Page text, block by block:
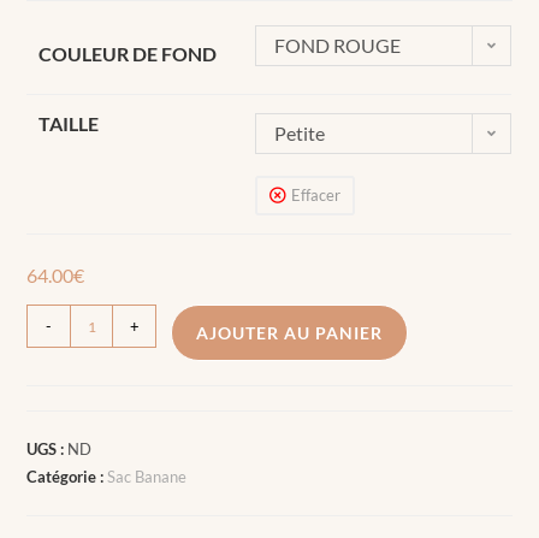
COULEUR DE FOND FOND ROUGE
TAILLE Petite
Effacer
64.00€
- + AJOUTER AU PANIER
UGS : ND
Catégorie :Sac Banane